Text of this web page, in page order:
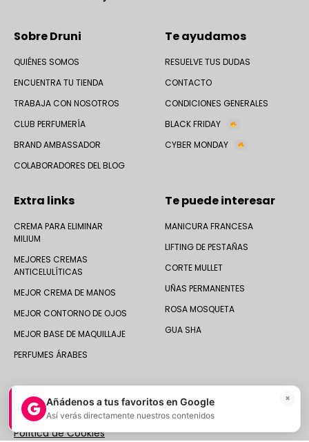
Sobre Druni
QUIÉNES SOMOS
ENCUENTRA TU TIENDA
TRABAJA CON NOSOTROS
CLUB PERFUMERÍA
BRAND AMBASSADOR
COLABORADORES DEL BLOG
Te ayudamos
RESUELVE TUS DUDAS
CONTACTO
CONDICIONES GENERALES
BLACK FRIDAY
CYBER MONDAY
Extra links
CREMA PARA ELIMINAR
MILIUM
MEJORES CREMAS
ANTICELULÍTICAS
MEJOR CREMA DE MANOS
MEJOR CONTORNO DE OJOS
MEJOR BASE DE MAQUILLAJE
PERFUMES ÁRABES
Te puede interesar
MANICURA FRANCESA
LIFTING DE PESTAÑAS
CORTE MULLET
UÑAS PERMANENTES
ROSA MOSQUETA
GUA SHA
© 2025 Druni España ·Aviso legal|Política de Privacidad
Política de Cookies
Añádenos a tus favoritos en Google
Así verás directamente nuestros contenidos
×